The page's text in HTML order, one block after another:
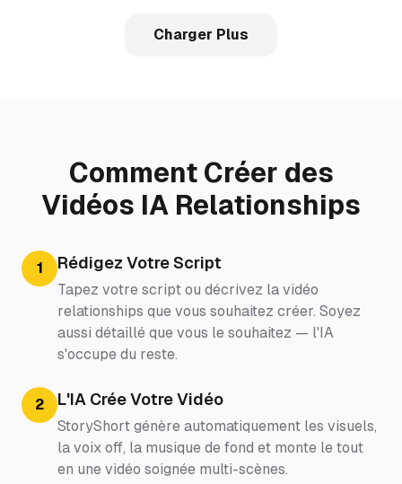
Charger Plus
Comment Créer des
Vidéos IA Relationships
1 Rédigez Votre Script
Tapez votre script ou décrivez la vidéo
relationships que vous souhaitez créer. Soyez
aussi détaillé que vous le souhaitez — l'IA
s'occupe du reste.
2 L'IA Crée Votre Vidéo
StoryShort génère automatiquement les visuels,
la voix off, la musique de fond et monte le tout
en une vidéo soignée multi-scènes.